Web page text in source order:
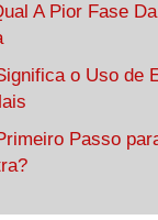
A Pior Fase
o Uso de
Passo